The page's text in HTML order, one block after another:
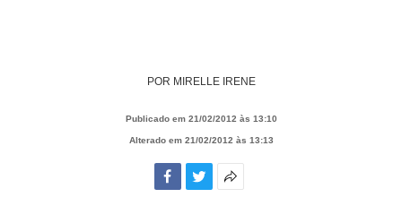
POR MIRELLE IRENE
Publicado em 21/02/2012 às 13:10
Alterado em 21/02/2012 às 13:13